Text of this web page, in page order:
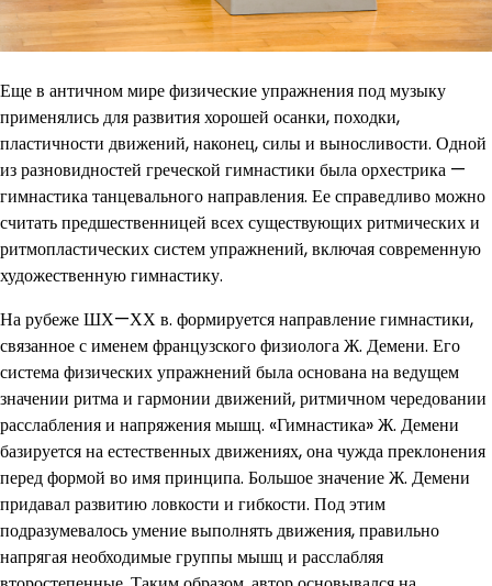
Еще в античном мире физические упражнения под музыку
применялись для развития хорошей осанки, походки,
пластичности движений, наконец, силы и выносливости. Одной
из разновидностей греческой гимнастики была орхестрика —
гимнастика танцевального направления. Ее справедливо можно
считать предшественницей всех существующих ритмических и
ритмопластических систем упражнений, включая современную
художественную гимнастику.
На рубеже ШХ—ХХ в. формируется направление гимнастики,
связанное с именем французского физиолога Ж. Демени. Его
система физических упражнений была основана на ведущем
значении ритма и гармонии движений, ритмичном чередовании
расслабления и напряжения мышц. «Гимнастика» Ж. Демени
базируется на естественных движениях, она чужда преклонения
перед формой во имя принципа. Большое значение Ж. Демени
придавал развитию ловкости и гибкости. Под этим
подразумевалось умение выполнять движения, правильно
напрягая необходимые группы мышц и расслабляя